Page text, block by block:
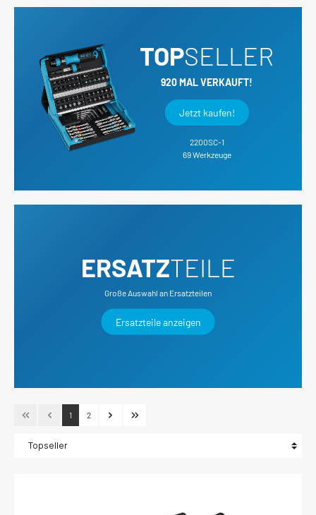
TOPSELLER
920 MAL VERKAUFT!
Jetzt kaufen!
2200SC-1
69 Werkzeuge
ERSATZTEILE
Große Auswahl an Ersatzteilen
Ersatzteile anzeigen
1 2